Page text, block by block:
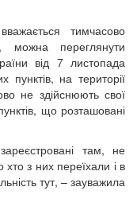
тимчасово
можна переглянути
від 7 листопада
на території
не здійснюють свої
що розташовані
там, не
хто з них переїхали і в
тут, – зауважила